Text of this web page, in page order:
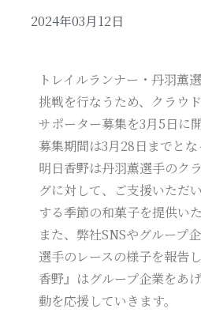
2024年03月12日
トレイルランナー・丹羽薫
挑戦を行なうため、クラウ
サポーター募集を3月5日に
募集期間は3月28日までとな
明日香野は丹羽薫選手のク
グに対して、ご支援いただ
する季節の和菓子を提供いた
また、弊社SNSやグループ
選手のレースの様子を報告
香野』はグループ企業をあ
動を応援していきます。